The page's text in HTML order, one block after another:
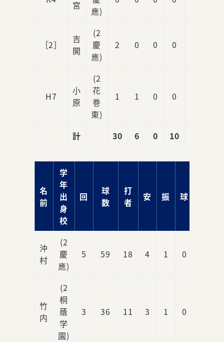
宮
應)
［2］
吉
開
(2
慶
應)
2 0 0 0
H7
小
原
(2
花
巻
東)
1 1 0 0
計 30 6 0 10
名
前
学
年
出
身
校
回
球
数
打
者
安 振 球
沖
村
(2
慶
應)
5 59 18 4 1 0
竹
内
(2
桐
蔭
学
園)
3 36 11 3 1 0